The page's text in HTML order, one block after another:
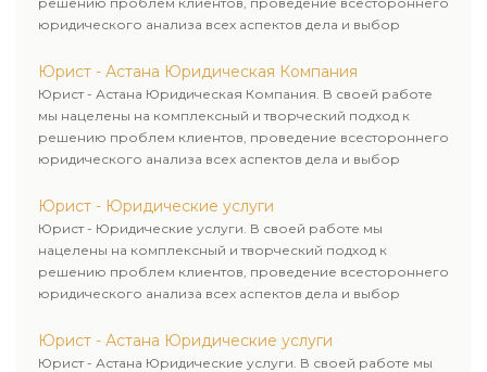
юридического анализа всех аспектов дела и выбор
Юрист - Астана Юридическая Компания
Юрист - Астана Юридическая Компания. В своей работе
мы нацелены на комплексный и творческий подход к
решению проблем клиентов, проведение всестороннего
юридического анализа всех аспектов дела и выбор
Юрист - Юридические услуги
Юрист - Юридические услуги. В своей работе мы
нацелены на комплексный и творческий подход к
решению проблем клиентов, проведение всестороннего
юридического анализа всех аспектов дела и выбор
Юрист - Астана Юридические услуги
Юрист - Астана Юридические услуги. В своей работе мы